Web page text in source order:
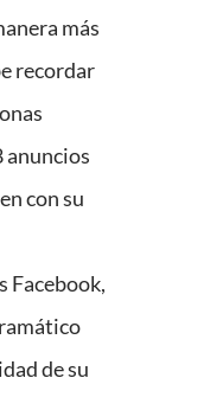
más
recordar
anuncios
con su
Facebook,
de su